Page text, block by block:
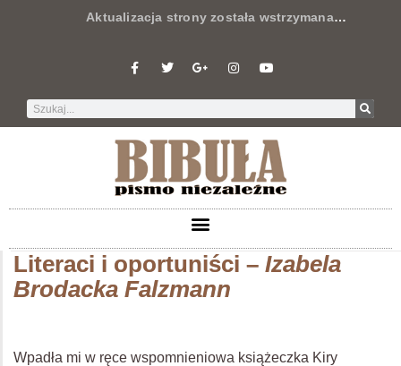
Aktualizacja strony została wstrzymana…
Literaci i oportuniści – Izabela
Brodacka Falzmann
Wpadła mi w ręce wspomnieniowa książeczka Kiry